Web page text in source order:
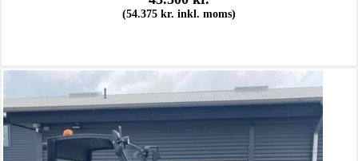
(54.375 kr. inkl. moms)